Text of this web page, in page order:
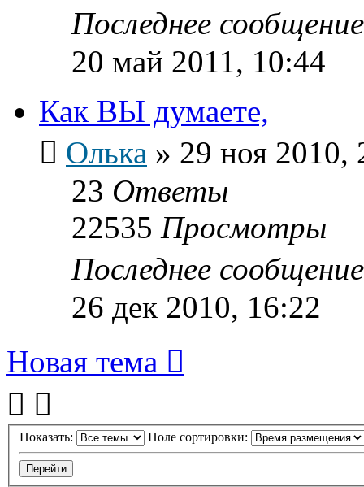
Последнее
20 май 2011, 10:44
Как ВЫ думаете,
Олька » 29 ноя 2010,
23 Ответы
22535 Просмотры
Последнее
26 дек 2010, 16:22
Новая тема
Показать: Поле сортировки: